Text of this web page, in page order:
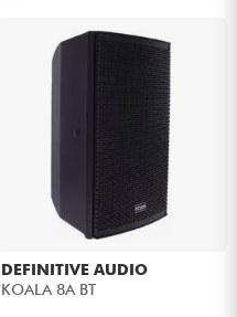
DEFINITIVE AUDIO
KOALA 8A BT